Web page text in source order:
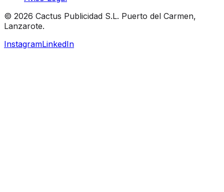
© 2026 Cactus Publicidad S.L. Puerto del Carmen,
Lanzarote.
InstagramLinkedIn